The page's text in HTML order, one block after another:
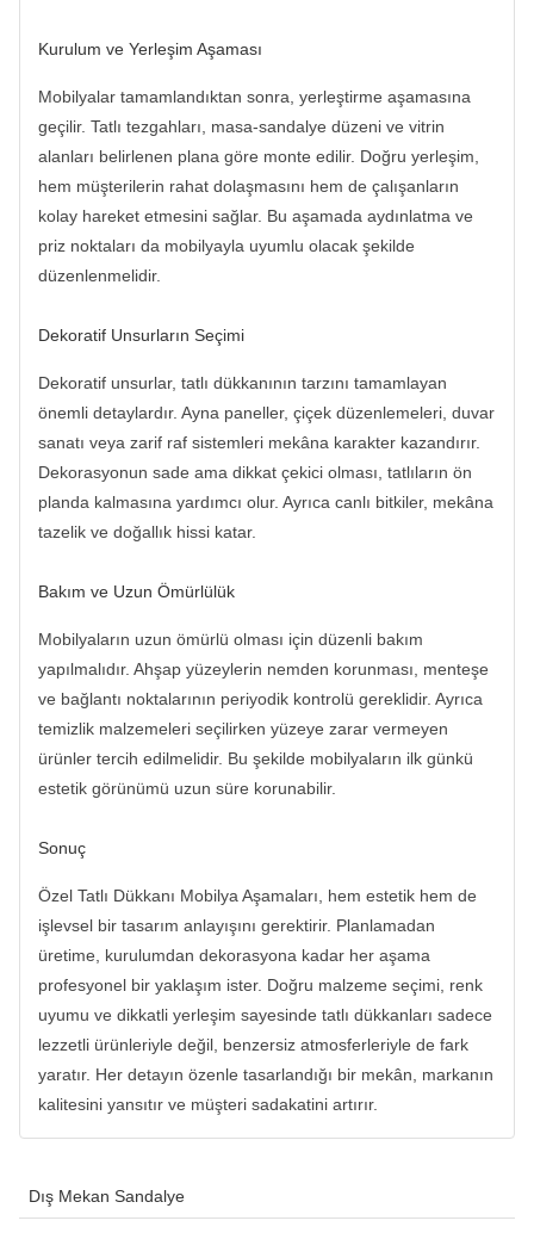
Kurulum ve Yerleşim Aşaması
Mobilyalar tamamlandıktan sonra, yerleştirme aşamasına
geçilir. Tatlı tezgahları, masa-sandalye düzeni ve vitrin
alanları belirlenen plana göre monte edilir. Doğru yerleşim,
hem müşterilerin rahat dolaşmasını hem de çalışanların
kolay hareket etmesini sağlar. Bu aşamada aydınlatma ve
priz noktaları da mobilyayla uyumlu olacak şekilde
düzenlenmelidir.
Dekoratif Unsurların Seçimi
Dekoratif unsurlar, tatlı dükkanının tarzını tamamlayan
önemli detaylardır. Ayna paneller, çiçek düzenlemeleri, duvar
sanatı veya zarif raf sistemleri mekâna karakter kazandırır.
Dekorasyonun sade ama dikkat çekici olması, tatlıların ön
planda kalmasına yardımcı olur. Ayrıca canlı bitkiler, mekâna
tazelik ve doğallık hissi katar.
Bakım ve Uzun Ömürlülük
Mobilyaların uzun ömürlü olması için düzenli bakım
yapılmalıdır. Ahşap yüzeylerin nemden korunması, menteşe
ve bağlantı noktalarının periyodik kontrolü gereklidir. Ayrıca
temizlik malzemeleri seçilirken yüzeye zarar vermeyen
ürünler tercih edilmelidir. Bu şekilde mobilyaların ilk günkü
estetik görünümü uzun süre korunabilir.
Sonuç
Özel Tatlı Dükkanı Mobilya Aşamaları, hem estetik hem de
işlevsel bir tasarım anlayışını gerektirir. Planlamadan
üretime, kurulumdan dekorasyona kadar her aşama
profesyonel bir yaklaşım ister. Doğru malzeme seçimi, renk
uyumu ve dikkatli yerleşim sayesinde tatlı dükkanları sadece
lezzetli ürünleriyle değil, benzersiz atmosferleriyle de fark
yaratır. Her detayın özenle tasarlandığı bir mekân, markanın
kalitesini yansıtır ve müşteri sadakatini artırır.
Dış Mekan Sandalye